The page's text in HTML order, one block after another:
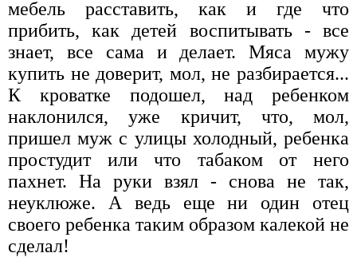
мебель расставить, как и где что
прибить, как детей воспитывать - все
знает, все сама и делает. Мяса мужу
купить не доверит, мол, не разбирается...
К кроватке подошел, над ребенком
наклонился, уже кричит, что, мол,
пришел муж с улицы холодный, ребенка
простудит или что табаком от него
пахнет. На руки взял - снова не так,
неуклюже. А ведь еще ни один отец
своего ребенка таким образом калекой не
сделал!